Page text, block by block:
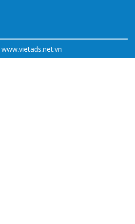
www.vietads.net.vn